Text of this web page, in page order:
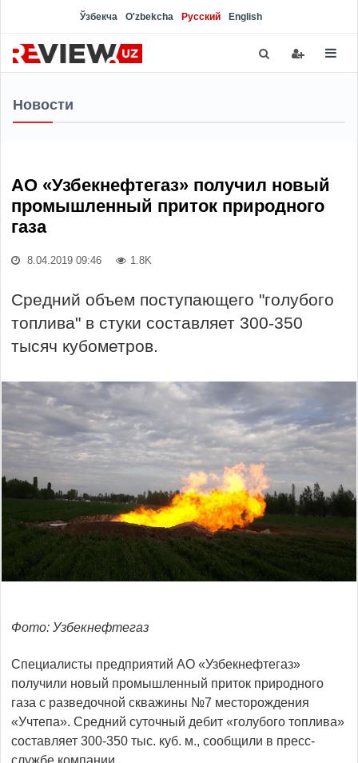
Ўзбекча O'zbekcha Русский English
Новости
АО «Узбекнефтегаз» получил новый
промышленный приток природного
газа
8.04.2019 09:46 1.8K
Средний объем поступающего "голубого
топлива" в стуки составляет 300-350
тысяч кубометров.
Фото: Узбекнефтегаз
Специалисты предприятий АО «Узбекнефтегаз»
получили новый промышленный приток природного
газа с разведочной скважины №7 месторождения
«Учтепа». Средний суточный дебит «голубого топлива»
составляет 300-350 тыс. куб. м., сообщили в пресс-